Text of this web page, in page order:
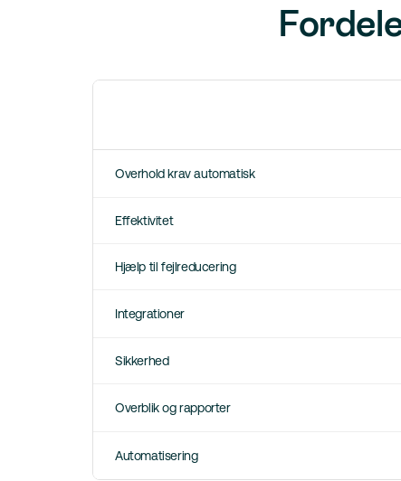
Overhold krav automatisk
Effektivitet
Hjælp til fejlreducering
Integrationer
Sikkerhed
Overblik og rapporter
Automatisering